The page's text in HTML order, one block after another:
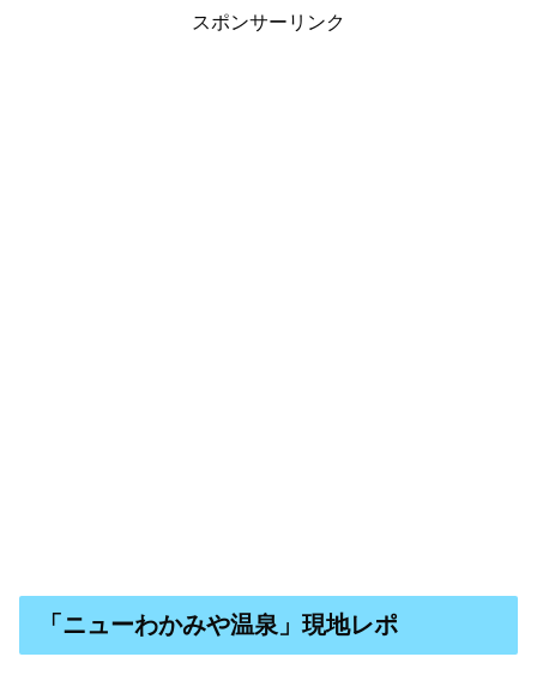
スポンサーリンク
「ニューわかみや温泉」現地レポ